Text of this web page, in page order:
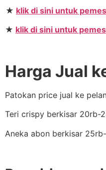
★ klik di sini untuk
★ klik di sini untuk
Harga Jual
Patokan price jual ke
Teri crispy berkisar 20rb-
Aneka abon berkisar